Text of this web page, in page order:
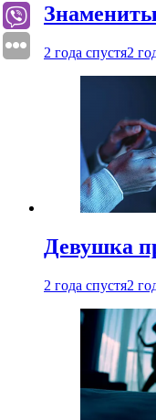
2 года спустя2
Девушка
2 года спустя2